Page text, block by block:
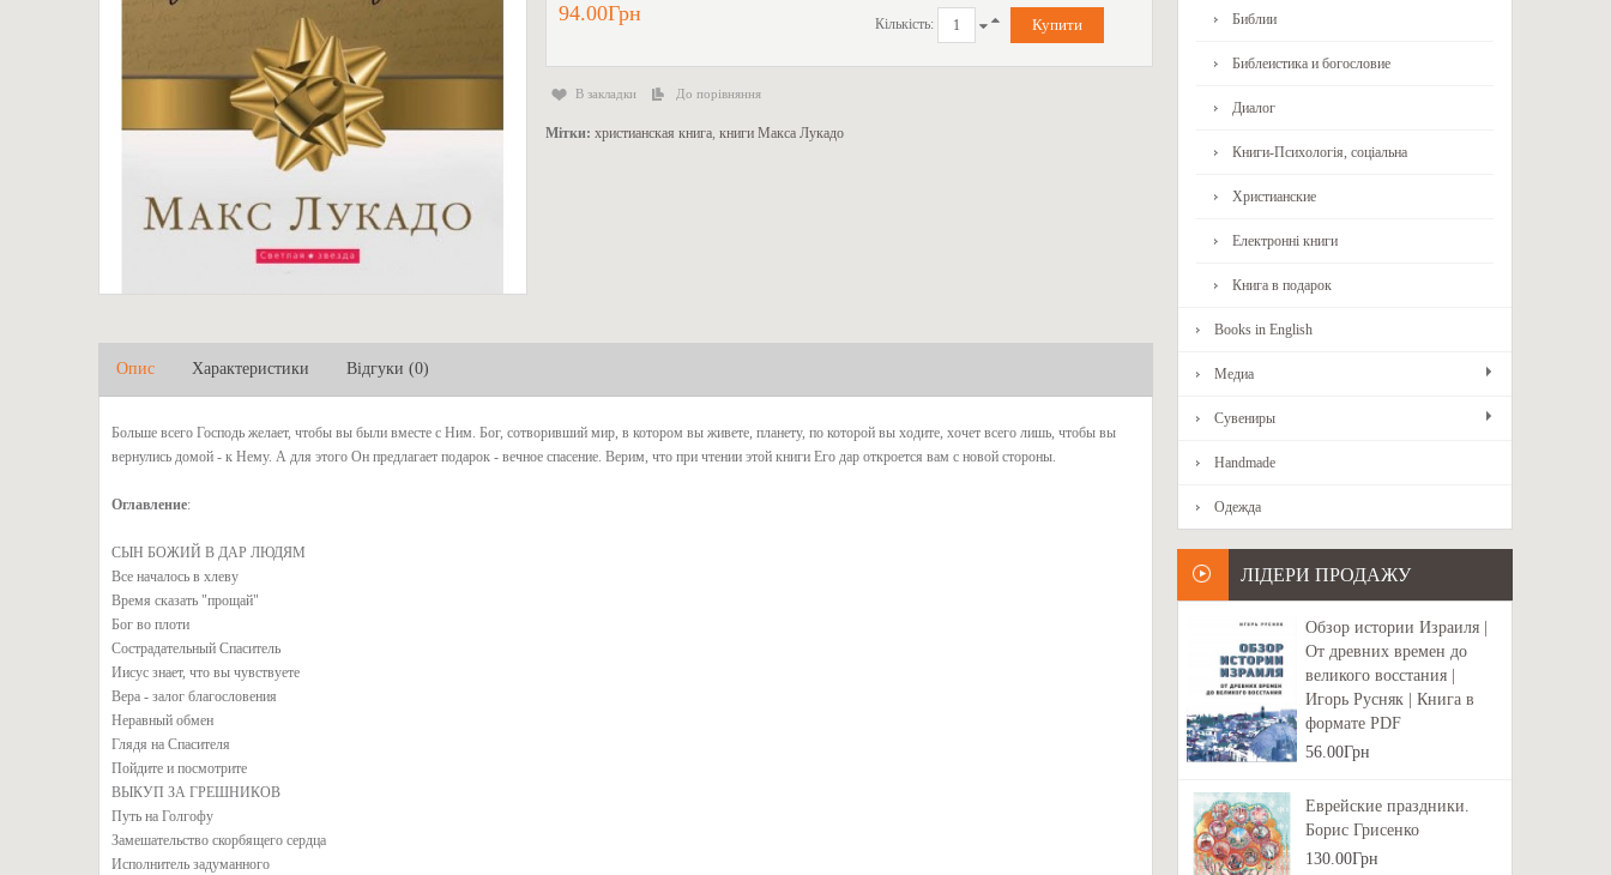
94.00Грн Кількість:
В закладки До порівняння
Мітки: христианская книга, книги Макса Лукадо
Опис Характеристики Відгуки (0)
Больше всего Господь желает, чтобы вы были вместе с Ним. Бог, сотворивший мир, в котором вы живете, планету, по которой вы ходите, хочет всего лишь, чтобы вы
вернулись домой - к Нему. А для этого Он предлагает подарок - вечное спасение. Верим, что при чтении этой книги Его дар откроется вам с новой стороны.
Оглавление:
СЫН БОЖИЙ В ДАР ЛЮДЯМ
Все началось в хлеву
Время сказать "прощай"
Бог во плоти
Сострадательный Спаситель
Иисус знает, что вы чувствуете
Вера - залог благословения
Неравный обмен
Глядя на Спасителя
Пойдите и посмотрите
ВЫКУП ЗА ГРЕШНИКОВ
Путь на Голгофу
Замешательство скорбящего сердца
Исполнитель задуманного
Библии
Библеистика и богословие
Диалог
Книги-Психологія, соціальна
Христианские
Електронні книги
Книга в подарок
Books in English
Медиа
Сувениры
Handmade
Одежда
ЛІДЕРИ ПРОДАЖУ
Обзор истории Израиля |
От древних времен до
великого восстания |
Игорь Русняк | Книга в
формате PDF
56.00Грн
Еврейские праздники.
Борис Грисенко
130.00Грн